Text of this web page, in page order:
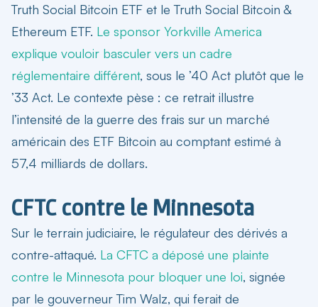
Truth Social Bitcoin ETF et le Truth Social Bitcoin &
Ethereum ETF. Le sponsor Yorkville America
explique vouloir basculer vers un cadre
réglementaire différent, sous le ’40 Act plutôt que le
’33 Act. Le contexte pèse : ce retrait illustre
l’intensité de la guerre des frais sur un marché
américain des ETF Bitcoin au comptant estimé à
57,4 milliards de dollars.
CFTC contre le Minnesota
Sur le terrain judiciaire, le régulateur des dérivés a
contre-attaqué. La CFTC a déposé une plainte
contre le Minnesota pour bloquer une loi, signée
par le gouverneur Tim Walz, qui ferait de